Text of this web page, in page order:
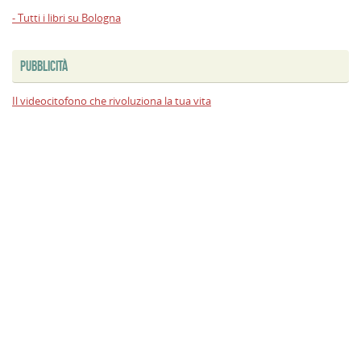
- Tutti i libri su Bologna
PUBBLICITÀ
Il videocitofono che rivoluziona la tua vita